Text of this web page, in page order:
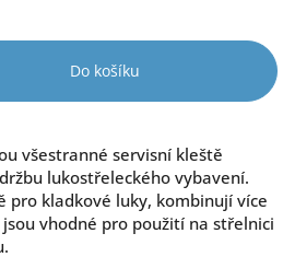
Do košíku
všestranné servisní kleště
lukostřeleckého vybavení.
pro kladkové luky, kombinují více
vhodné pro použití na střelnici